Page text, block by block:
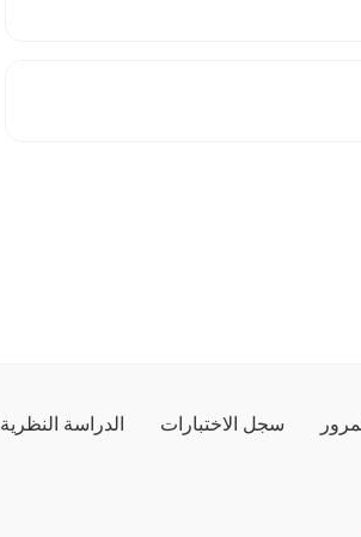
سجل الاختبارات الدراسة النظرية